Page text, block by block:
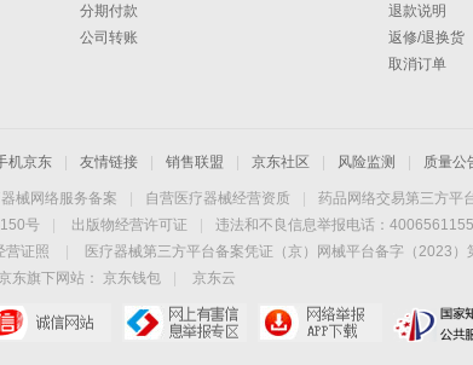
分期付款
公司转账
退款说明
返修/退换货
取消订单
机京东 友情链接 销售联盟 京东社区 风险监测 质量公
械网络服务备案 自营医疗器械经营资质 药品网络交易第三方平
号
出版物经营许可证
违法和不良信息举报电话：4006561155
营证照 医疗器械第三方平台备案凭证（京）网械平台备字（2023）
京东旗下网站：
京东钱包
京东云